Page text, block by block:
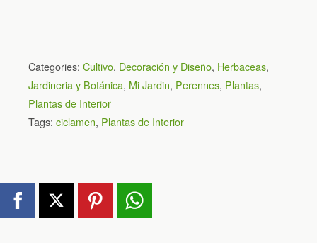
Categories: Cultivo, Decoración y Diseño, Herbaceas,
Jardineria y Botánica, Mi Jardin, Perennes, Plantas,
Plantas de Interior
Tags: ciclamen, Plantas de Interior